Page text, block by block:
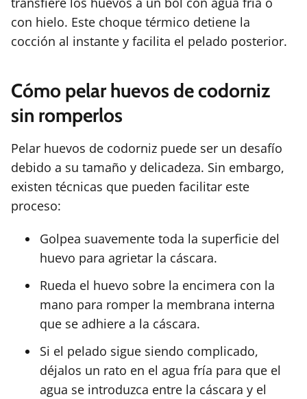
con hielo. Este choque térmico detiene la
cocción al instante y facilita el pelado posterior.
Cómo pelar huevos de codorniz
sin romperlos
Pelar huevos de codorniz puede ser un desafío
debido a su tamaño y delicadeza. Sin embargo,
existen técnicas que pueden facilitar este
proceso:
Golpea suavemente toda la superficie del
huevo para agrietar la cáscara.
Rueda el huevo sobre la encimera con la
mano para romper la membrana interna
que se adhiere a la cáscara.
Si el pelado sigue siendo complicado,
déjalos un rato en el agua fría para que el
agua se introduzca entre la cáscara y el